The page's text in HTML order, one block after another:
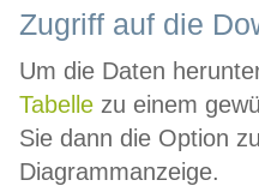
Zugriff auf die
Um die Daten
Tabelle zu einem
Sie dann die Option
Diagrammanzeige.